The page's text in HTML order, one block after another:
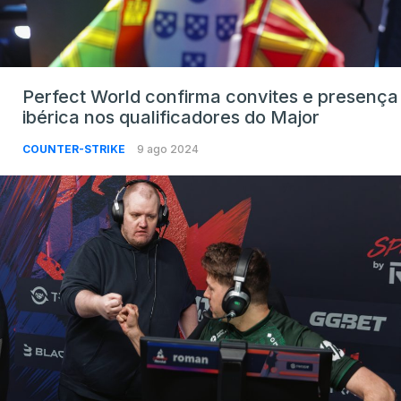
Perfect World confirma convites e presença
ibérica nos qualificadores do Major
COUNTER-STRIKE 9 ago 2024